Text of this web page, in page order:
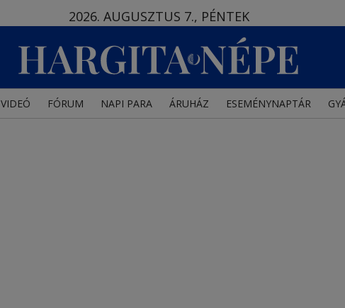
2026. AUGUSZTUS 7., PÉNTEK
VIDEÓ FÓRUM NAPI PARA ÁRUHÁZ ESEMÉNYNAPTÁR